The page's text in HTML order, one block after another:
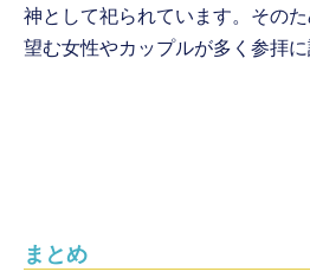
神として祀られています。その
望む女性やカップルが多く参拝に
まとめ